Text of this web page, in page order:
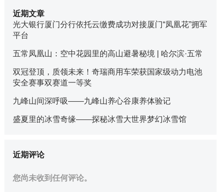
近期文章
光大银行厦门分行依托云缴费成功对接厦门“凤凰花”拥军
平台
五常凤凰山：空中花园里的高山避暑秘境 | 哈尔滨·五常
双冠登顶，质领未来！奇瑞商用车荣获国家级动力电池
安全赛事双赛道一等奖
九峰山间深呼吸——九峰山养心谷康养体验记
盛夏里的冰雪奇缘——探秘冰雪大世界梦幻冰雪馆
近期评论
您尚未收到任何评论。